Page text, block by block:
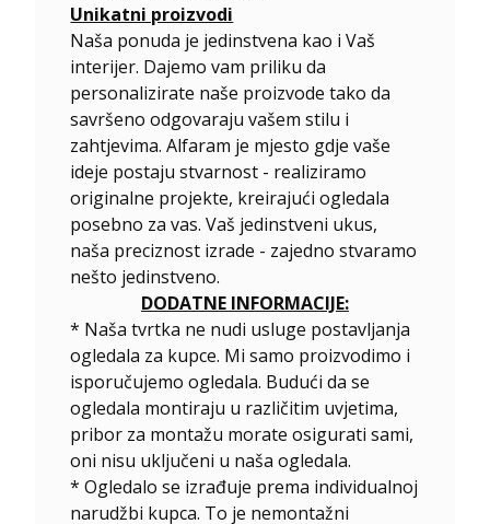
Unikatni proizvodi
Naša ponuda je jedinstvena kao i Vaš
interijer. Dajemo vam priliku da
personalizirate naše proizvode tako da
savršeno odgovaraju vašem stilu i
zahtjevima. Alfaram je mjesto gdje vaše
ideje postaju stvarnost - realiziramo
originalne projekte, kreirajući ogledala
posebno za vas. Vaš jedinstveni ukus,
naša preciznost izrade - zajedno stvaramo
nešto jedinstveno.
DODATNE INFORMACIJE:
* Naša tvrtka ne nudi usluge postavljanja
ogledala za kupce. Mi samo proizvodimo i
isporučujemo ogledala. Budući da se
ogledala montiraju u različitim uvjetima,
pribor za montažu morate osigurati sami,
oni nisu uključeni u naša ogledala.
* Ogledalo se izrađuje prema individualnoj
narudžbi kupca. To je nemontažni